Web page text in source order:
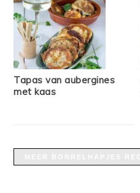
Tapas van aubergines
met kaas